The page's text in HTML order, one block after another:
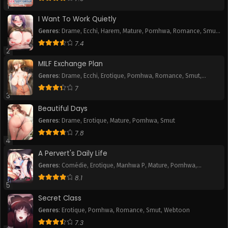
Chapitre 60
November 6, 2025 November 6, 2025
November 6, 2025
Chapitre 56
November 6, 2025
Chapitre 54
November 6, 2025
Chapitre 53
Chapitre 52
November 6, 2025 November 6, 2025
Chapitre 50
November 6, 2025
Chapitre 48
November 6, 2025
1
2
I Want To Work Quietly
Genres: Drame, Ecchi, Harem, Mature, Pornhwa, Romance, Smut,
Webtoon
7.4
3
MILF Exchange Plan
Genres: Drame, Ecchi, Erotique, Pornhwa, Romance, Smut,
Webtoon
7
4
Beautiful Days
Genres: Drame, Erotique, Mature, Pornhwa, Smut
7.8
5
A Pervert's Daily Life
Genres: Comédie, Erotique, Manhwa P, Mature, Pornhwa,
Romance,Slice of Life
8.1
Secret Class
Genres: Erotique, Pornhwa, Romance, Smut, Webtoon
7.3